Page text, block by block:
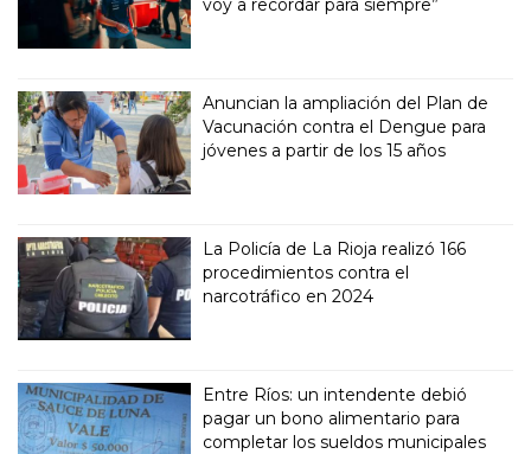
voy a recordar para siempre”
Anuncian la ampliación del Plan de
Vacunación contra el Dengue para
jóvenes a partir de los 15 años
La Policía de La Rioja realizó 166
procedimientos contra el
narcotráfico en 2024
Entre Ríos: un intendente debió
pagar un bono alimentario para
completar los sueldos municipales